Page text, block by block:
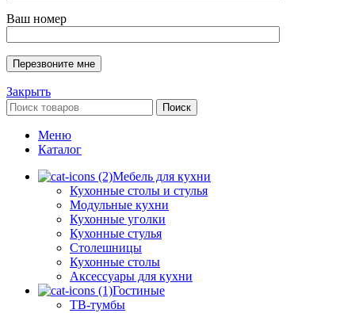
Ваш номер
Закрыть
Поиск
Меню
Каталог
Мебель для кухни
Кухонные столы и стулья
Модульные кухни
Кухонные уголки
Кухонные стулья
Столешницы
Кухонные столы
Аксессуары для кухни
Гостиные
ТВ-тумбы